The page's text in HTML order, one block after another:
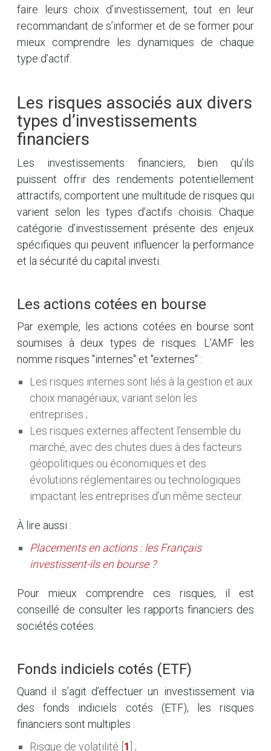
faire leurs choix d’investissement, tout en leur
recommandant de s’informer et de se former pour
mieux comprendre les dynamiques de chaque
type d’actif.
Les risques associés aux divers
types d’investissements
financiers
Les investissements financiers, bien qu’ils
puissent offrir des rendements potentiellement
attractifs, comportent une multitude de risques qui
varient selon les types d’actifs choisis. Chaque
catégorie d’investissement présente des enjeux
spécifiques qui peuvent influencer la performance
et la sécurité du capital investi.
Les actions cotées en bourse
Par exemple, les actions cotées en bourse sont
soumises à deux types de risques. L’AMF les
nomme risques "internes" et "externes" :
Les risques internes sont liés à la gestion et aux
choix managériaux, variant selon les
entreprises ;
Les risques externes affectent l’ensemble du
marché, avec des chutes dues à des facteurs
géopolitiques ou économiques et des
évolutions réglementaires ou technologiques
impactant les entreprises d’un même secteur.
À lire aussi :
Placements en actions : les Français
investissent-ils en bourse ?
Pour mieux comprendre ces risques, il est
conseillé de consulter les rapports financiers des
sociétés cotées.
Fonds indiciels cotés (ETF)
Quand il s’agit d’effectuer un investissement via
des fonds indiciels cotés (ETF), les risques
financiers sont multiples :
Risque de volatilité 1 ;